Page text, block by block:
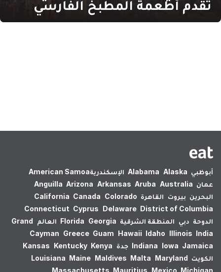
تقدم أطعمة المطبخ الفارسي
أبوظبي Alabama Alaska الإسكندرية‎American Samoa
عمان
Anguilla Arizona Arkansas Aruba Australia
البحرين بيروت القاهرة California Canada Colorado
Connecticut Cyprus Delaware District of Columbia
الدوحة دبي المنطقة الشرقية Florida Georgia العالم
Grand
Cayman Greece Guam Hawaii Idaho Illinois India
Indiana Iowa Jamaica جدة Kansas Kentucky Kenya
الكويت
Louisiana Maine Maldives Malta Maryland